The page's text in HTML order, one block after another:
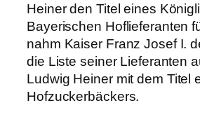
Heiner den Titel eines
Bayerischen Hoflieferanten
nahm Kaiser Franz Josef I.
die Liste seiner Lieferanten
Ludwig Heiner mit dem Titel
Hofzuckerbäckers.